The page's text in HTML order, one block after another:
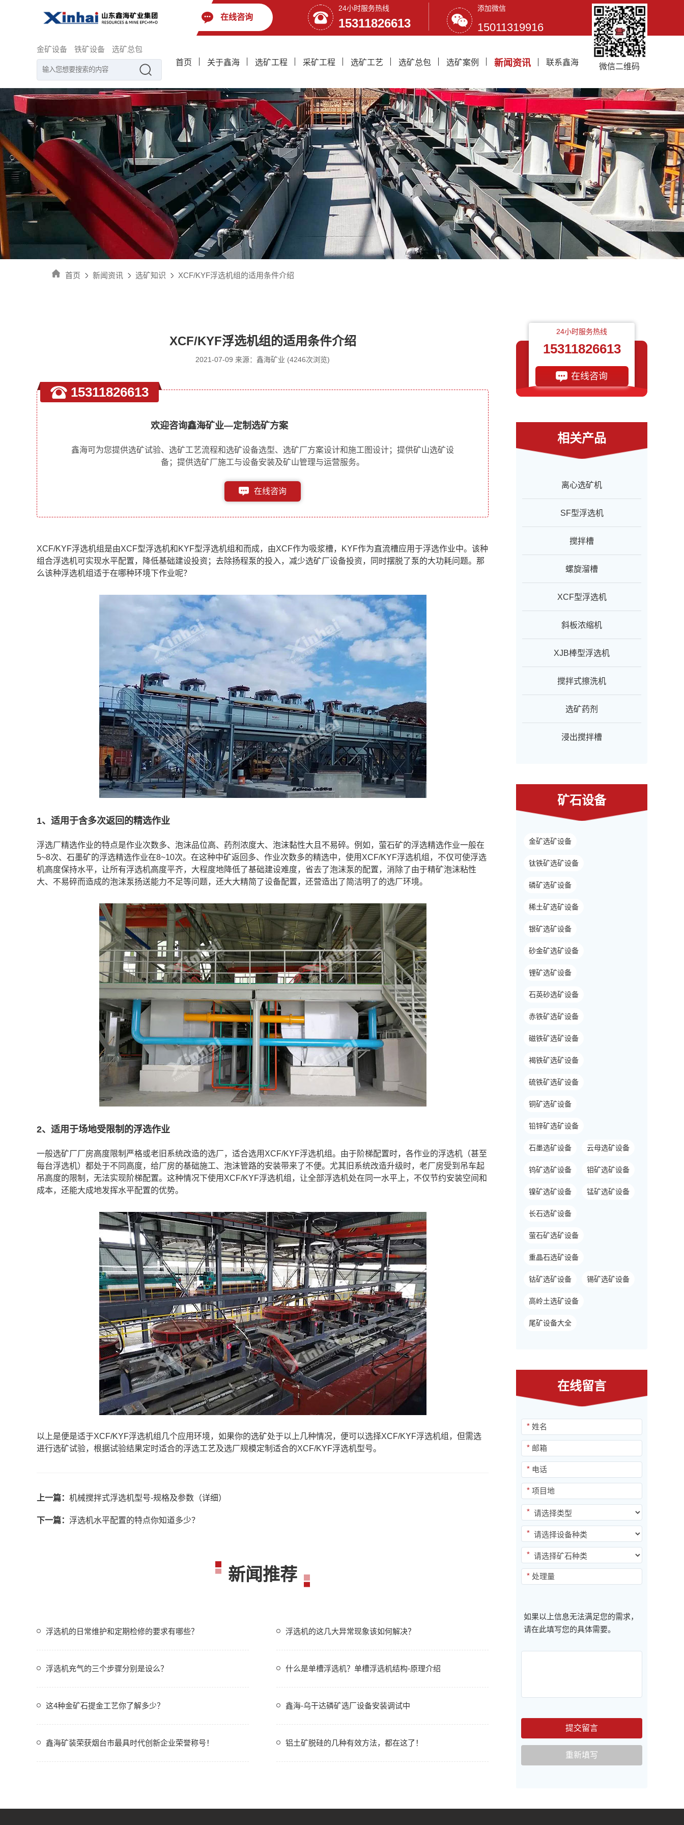
在线咨询
添加微信
15011319916
24小时服务热线
15311826613
微信二维码
金矿设备 铁矿设备
选矿总包
首页
关于鑫海 选矿工程 采矿工程 选矿工艺 选矿总包 选矿案例 新闻资讯 联系鑫海
首页 新闻资讯 选矿知识 XCF/KYF浮选机组的适用条件介绍
XCF/KYF浮选机组的适用条件介绍
2021-07-09 来源：鑫海矿业 (4246次浏览)
15311826613
欢迎咨询鑫海矿业—定制选矿方案
鑫海可为您提供选矿试验、选矿工艺流程和选矿设备选型、选矿厂方案设计和施工图设计；提供矿山选矿设
备；提供选矿厂施工与设备安装及矿山管理与运营服务。
在线咨询
XCF/KYF浮选机组是由XCF型浮选机和 KYF型浮选机组和而成，由XCF作为吸浆槽，KYF作为直流槽应用于浮选作业中。该种
组合浮选机可实现水平配置，降低基础建设投资；去除扬程泵的投入，减少选矿厂设备投资，同时摆脱了泵的大功耗问题。那
么该种浮选机组适于在哪种环境下作业呢？
1、适用于含多次返回的精选作业
浮选厂精选作业的特点是作业次数多、泡沫品位高、药剂浓度大、泡沫黏性大且不易碎。例如，萤石矿的浮选精选作业一般在
5~8次、石墨矿的浮选精选作业在8~10次。在这种中矿返回多、作业次数多的精选中，使用XCF/KYF浮选机组，不仅可使浮选
机高度保持水平，让所有浮选机高度平齐，大程度地降低了基础建设难度，省去了泡沫泵的配置，消除了由于精矿泡沫粘性
大、不易碎而造成的泡沫泵扬送能力不足等问题，还大大精简了设备配置，还营造出了简洁明了的选厂环境。
2、适用于场地受限制的浮选作业
一般选矿厂厂房高度限制严格或老旧系统改造的选厂，适合选用XCF/KYF浮选机组。由于阶梯配置时，各作业的浮选机（甚至
每台浮选机）都处于不同高度，给厂房的基础施工、泡沫管路的安装带来了不便。尤其旧系统改造升级时，老厂房受到吊车起
吊高度的限制，无法实现阶梯配置。这种情况下使用XCF/KYF浮选机组，让全部浮选机处在同一水平上，不仅节约安装空间和
成本，还能大成地发挥水平配置的优势。
以上是便是适于XCF/KYF浮选机组几个应用环境，如果你的选矿处于以上几种情况，便可以选择XCF/KYF浮选机组，但需选
进行选矿试验，根据试验结果定时适合的浮选工艺及选厂规模定制适合的XCF/KYF浮选机型号。
上一篇： 机械搅拌式浮选机型号-规格及参数（详细）
下一篇： 浮选机水平配置的特点你知道多少？
新闻推荐
浮选机的日常维护和定期检修的要求有哪些？ 浮选机的这几大异常现象该如何解决？
浮选机充气的三个步骤分别是设么？ 什么是单槽浮选机？单槽浮选机结构-原理介绍
这4种金矿石提金工艺你了解多少？ 鑫海-乌干达磷矿选厂设备安装调试中
鑫海矿装荣获烟台市最具时代创新企业荣誉称号！ 铝土矿脱硅的几种有效方法，都在这了！
24小时服务热线
15311826613
在线咨询
相关产品
离心选矿机
SF型浮选机
搅拌槽
螺旋溜槽
XCF型浮选机
斜板浓缩机
XJB棒型浮选机
搅拌式擦洗机
选矿药剂
浸出搅拌槽
矿石设备
金矿选矿设备
钛铁矿选矿设备
磷矿选矿设备
稀土矿选矿设备
银矿选矿设备
砂金矿选矿设备
锂矿选矿设备
石英砂选矿设备
赤铁矿选矿设备
磁铁矿选矿设备
褐铁矿选矿设备
硫铁矿选矿设备
铜矿选矿设备
铅锌矿选矿设备
石墨选矿设备 云母选矿设备
钨矿选矿设备 钼矿选矿设备
镍矿选矿设备 锰矿选矿设备
长石选矿设备
萤石矿选矿设备
重晶石选矿设备
钴矿选矿设备 锡矿选矿设备
高岭土选矿设备
尾矿设备大全
在线留言
*
*
*
*
*
*
*
*
如果以上信息无法满足您的需求，
请在此填写您的具体需要。